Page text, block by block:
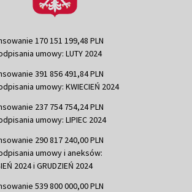
170 151 199,48 PLN
umowy: LUTY 2024
391 856 491,84 PLN
umowy: KWIECIEŃ 2024
237 754 754,24 PLN
umowy: LIPIEC 2024
290 817 240,00 PLN
umowy i aneksów:
2024 i GRUDZIEŃ 2024
539 800 000,00 PLN